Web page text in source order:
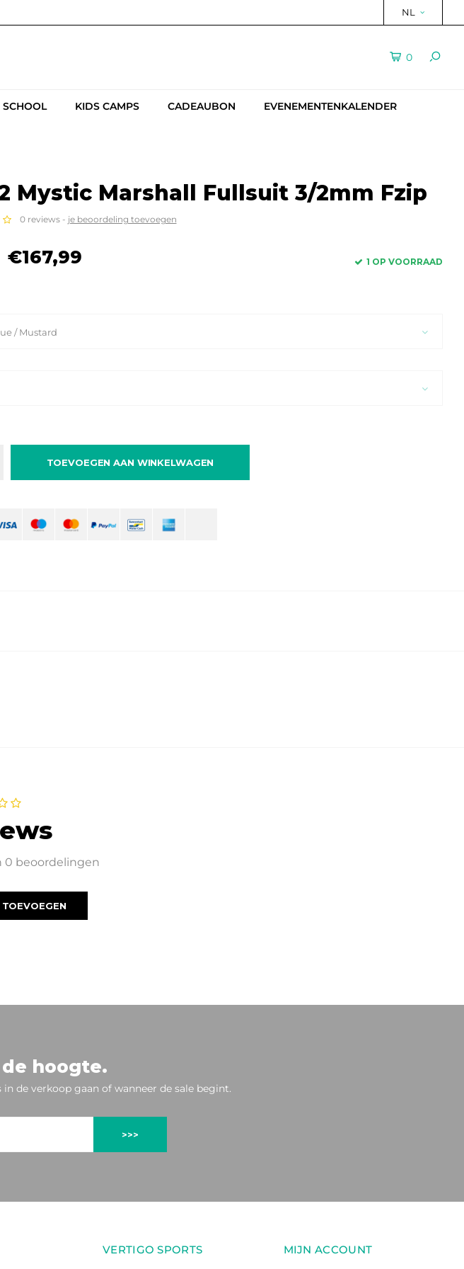
NL
0
SCHOOL KIDS CAMPS CADEAUBON EVENEMENTENKALENDER
Mystic Marshall Fullsuit 3/2mm Fzip
0 reviews - je beoordeling toevoegen
€167,99 1 OP VOORRAAD
/ Mustard
TOEVOEGEN AAN WINKELWAGEN
0 beoordelingen
hoogte.
de verkoop gaan of wanneer de sale begint.
>>>
VERTIGO SPORTS MIJN ACCOUNT